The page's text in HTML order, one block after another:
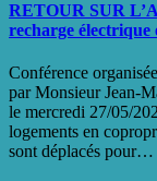
RETOUR SUR
recharge électrique
Conférence
par Monsieur Jean-
le mercredi 27/05/
logements en
sont déplacés pour…